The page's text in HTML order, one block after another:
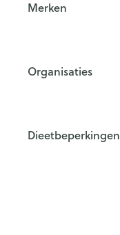
Merken
Organisaties
Dieetbeperkingen